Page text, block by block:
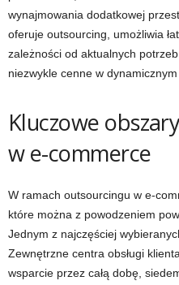
wynajmowania dodatkowej
oferuje outsourcing, umożliwia
zależności od aktualnych
niezwykle cenne w
Kluczowe
w e-commerce
W ramach outsourcingu w e-
które można z powodzeniem
Jednym z najczęściej
Zewnętrzne centra obsługi
wsparcie przez całą dobę,